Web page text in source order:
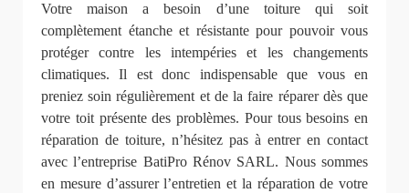
Votre maison a besoin d’une toiture qui soit
complètement étanche et résistante pour pouvoir vous
protéger contre les intempéries et les changements
climatiques. Il est donc indispensable que vous en
preniez soin régulièrement et de la faire réparer dès que
votre toit présente des problèmes. Pour tous besoins en
réparation de toiture, n’hésitez pas à entrer en contact
avec l’entreprise BatiPro Rénov SARL. Nous sommes
en mesure d’assurer l’entretien et la réparation de votre